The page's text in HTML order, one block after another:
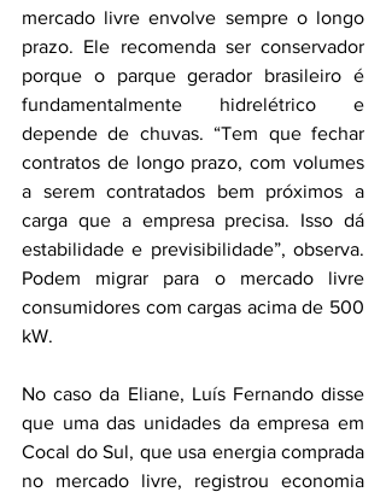
mercado livre envolve sempre o longo
prazo. Ele recomenda ser conservador
porque o parque gerador brasileiro é
fundamentalmente hidrelétrico e
depende de chuvas. “Tem que fechar
contratos de longo prazo, com volumes
a serem contratados bem próximos a
carga que a empresa precisa. Isso dá
estabilidade e previsibilidade”, observa.
Podem migrar para o mercado livre
consumidores com cargas acima de 500
kW.
No caso da Eliane, Luís Fernando disse
que uma das unidades da empresa em
Cocal do Sul, que usa energia comprada
no mercado livre, registrou economia